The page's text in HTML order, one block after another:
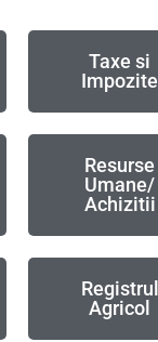
Taxe si
Impozite
Resurse
Umane/
Achizitii
Registrul
Agricol